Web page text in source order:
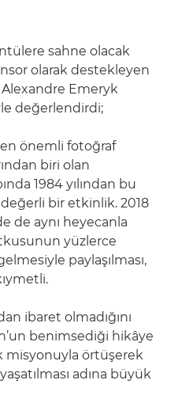
sahne olacak
olarak destekleyen
Emeryk
değerlendirdi;
önemli fotoğraf
biri olan
1984 yılından bu
bir etkinlik. 2018
de aynı heyecanla
yüzlerce
paylaşılması,
ibaret olmadığını
benimsediği hikâye
misyonuyla örtüşerek
adına büyük